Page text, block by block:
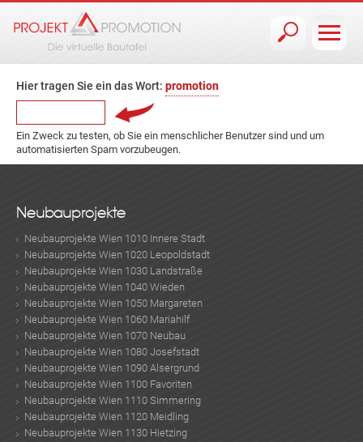
Hier tragen Sie ein das Wort: promotion
Ein Zweck zu testen, ob Sie ein menschlicher Benutzer sind und um
automatisierten Spam vorzubeugen.
Neubauprojekte
Neubauprojekte Wien 1010 Innere Stadt
Neubauprojekte Wien 1020 Leopoldstadt
Neubauprojekte Wien 1030 Landstraße
Neubauprojekte Wien 1040 Wieden
Neubauprojekte Wien 1050 Margareten
Neubauprojekte Wien 1060 Mariahilf
Neubauprojekte Wien 1070 Neubau
Neubauprojekte Wien 1080 Josefstadt
Neubauprojekte Wien 1090 Alsergrund
Neubauprojekte Wien 1100 Favoriten
Neubauprojekte Wien 1110 Simmering
Neubauprojekte Wien 1120 Meidling
Neubauprojekte Wien 1130 Hietzing